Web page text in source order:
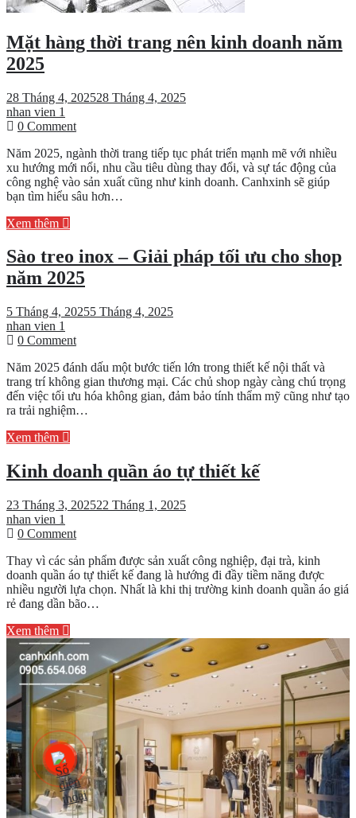
Mặt hàng thời trang nên kinh doanh năm
2025
28 Tháng 4, 202528 Tháng 4, 2025
nhan vien 1
0 Commenton
hàng
thời
trang
nên
2025
Năm 2025, ngành thời trang tiếp tục phát triển mạnh mẽ với nhiều
xu hướng mới nổi, nhu cầu tiêu dùng thay đổi, và sự tác động của
công nghệ vào sản xuất cũng như kinh doanh. Canhxinh sẽ giúp
bạn tìm hiểu sâu hơn…
Xem thêm
Sào treo inox – Giải pháp tối ưu cho shop
năm 2025
5 Tháng 4, 20255 Tháng 4, 2025
nhan vien 1
0 Commenton
treo
inox
–
Giải
cho
shop
2025
Năm 2025 đánh dấu một bước tiến lớn trong thiết kế nội thất và
trang trí không gian thương mại. Các chủ shop ngày càng chú trọng
đến việc tối ưu hóa không gian, đảm bảo tính thẩm mỹ cũng như tạo
ra trải nghiệm…
Xem thêm
Kinh doanh quần áo tự thiết kế
23 Tháng 3, 202522 Tháng 1, 2025
nhan vien 1
0 Commenton
doanh
quần
áo
tự
Thay vì các sản phẩm được sản xuất công nghiệp, đại trà, kinh
doanh quần áo tự thiết kế đang là hướng đi đầy tiềm năng được
nhiều người lựa chọn. Nhất là khi thị trường kinh doanh quần áo giá
rẻ đang dần bão…
Xem thêm